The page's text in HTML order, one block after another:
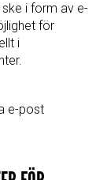
ske i form av e-
för
i
e-post